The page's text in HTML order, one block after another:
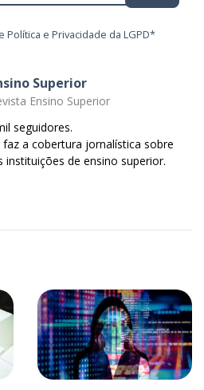
Política e Privacidade da LGPD*
Superior
Ensino Superior
seguidores.
a cobertura jornalística sobre
instituições de ensino superior.